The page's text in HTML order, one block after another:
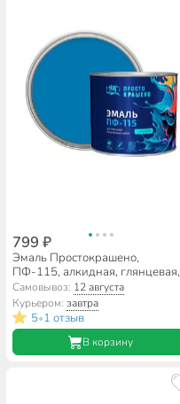
799 ₽
Эмаль Простокрашено,
ПФ-115, алкидная, глянцевая,
голубая, 1.8 кг
Самовывоз: 12 августа
Курьером:завтра
5•1 отзыв
В корзину